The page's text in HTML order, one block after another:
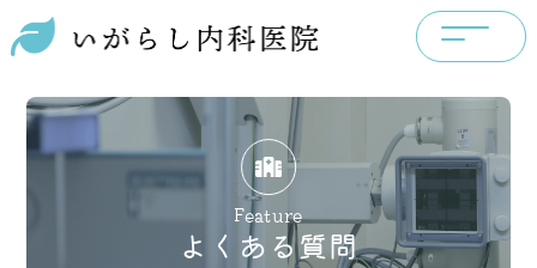
Feature
よくある質問